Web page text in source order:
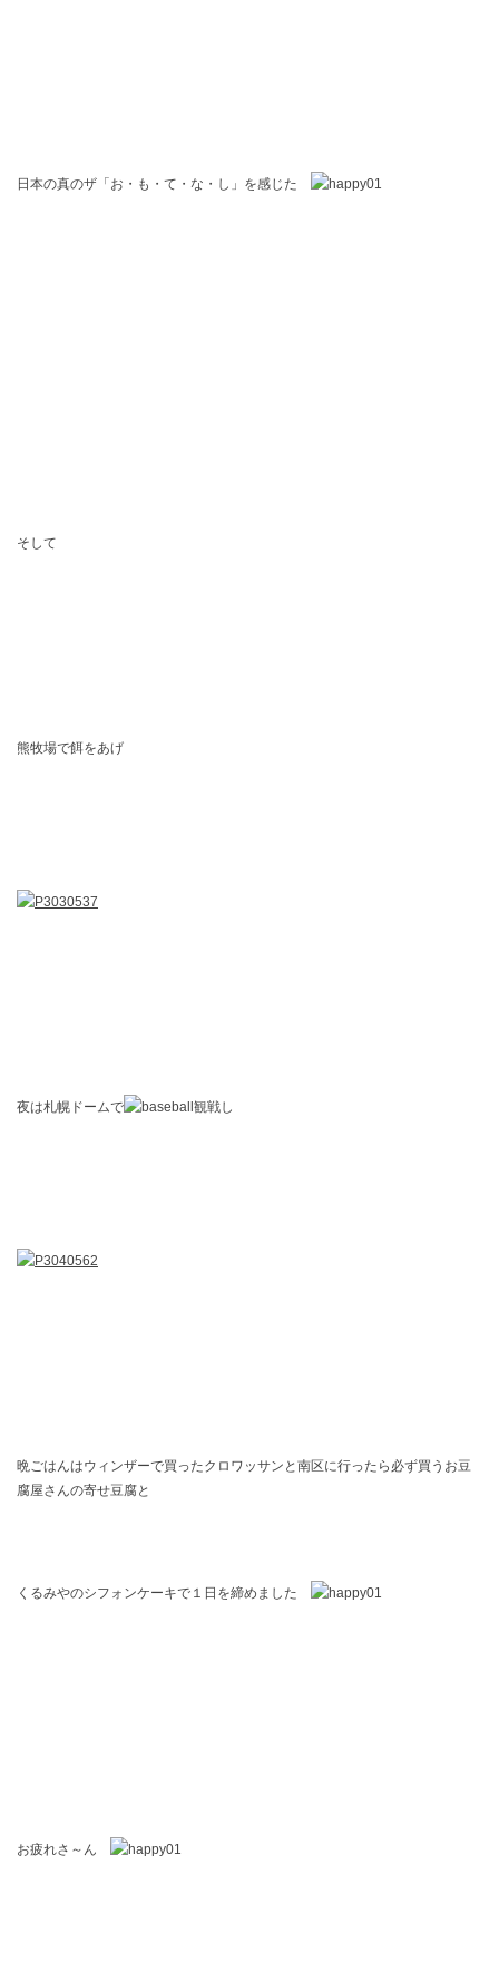
日本の真のザ「お・も・て・な・し」を感じた
そして
熊牧場で餌をあげ
夜は札幌ドームで 観戦し
晩ごはんはウィンザーで買ったクロワッサンと南区に行ったら必ず買うお豆
腐屋さんの寄せ豆腐と
くるみやのシフォンケーキで１日を締めました
お疲れさ～ん